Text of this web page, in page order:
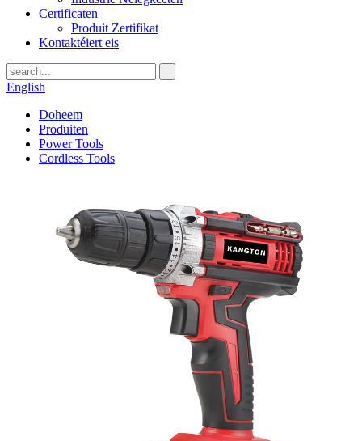
Certificaten
Produit Zertifikat
Kontaktéiert eis
English
Doheem
Produiten
Power Tools
Cordless Tools